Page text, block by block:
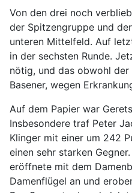
Von den drei noch
der Spitzengruppe und
unteren Mittelfeld. Auf
in der sechsten Runde.
nötig, und das obwohl
Basener, wegen
Auf dem Papier war
Insbesondere traf Peter
Klinger mit einer um 242
einen sehr starken
eröffnete mit dem
Damenflügel an und